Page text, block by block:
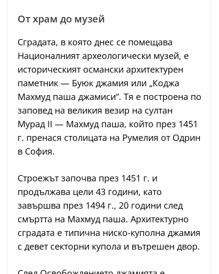
От храм до музей
Сградата, в която днес се помещава
Националният археологически музей, е
историческият османски архитектурен
паметник — Буюк джамия или „Коджа
Махмуд паша джамиси“. Тя е построена по
заповед на великия везир на султан
Мурад II — Махмуд паша, който през 1451
г. пренася столицата на Румелия от Одрин
в София.
Строежът започва през 1451 г. и
продължава цели 43 години, като
завършва през 1494 г., 20 години след
смъртта на Махмуд паша. Архитектурно
сградата е типична ниско-куполна джамия
с девет секторни купола и вътрешен двор.